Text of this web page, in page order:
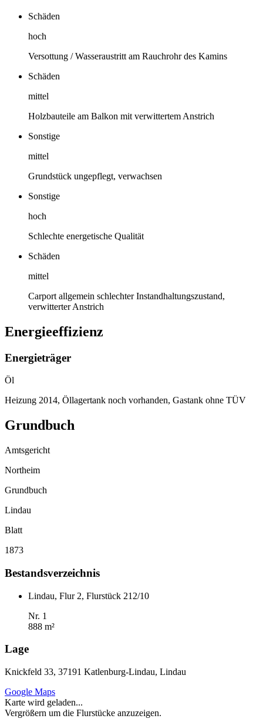
Schäden
hoch
Versottung / Wasseraustritt am Rauchrohr des Kamins
Schäden
mittel
Holzbauteile am Balkon mit verwittertem Anstrich
Sonstige
mittel
Grundstück ungepflegt, verwachsen
Sonstige
hoch
Schlechte energetische Qualität
Schäden
mittel
Carport allgemein schlechter Instandhaltungszustand,
verwitterter Anstrich
Energieeffizienz
Energieträger
Öl
Heizung 2014, Öllagertank noch vorhanden, Gastank ohne TÜV
Grundbuch
Amtsgericht
Northeim
Grundbuch
Lindau
Blatt
1873
Bestandsverzeichnis
Lindau, Flur 2, Flurstück 212/10
Nr. 1
888 m²
Lage
Knickfeld 33, 37191 Katlenburg-Lindau, Lindau
Google Maps
Karte wird geladen...
Vergrößern um die Flurstücke anzuzeigen.